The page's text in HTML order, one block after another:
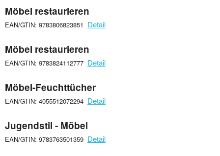
Möbel restaurieren
EAN/GTIN: 9783806823851 Detail
Möbel restaurieren
EAN/GTIN: 9783824112777 Detail
Möbel-Feuchttücher
EAN/GTIN: 4055512072294 Detail
Jugendstil - Möbel
EAN/GTIN: 9783763501359 Detail